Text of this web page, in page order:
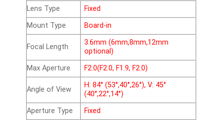
Lens Type
Fixed
Mount Type
Board-in
Focal Length
3.6mm (6mm,8mm,12mm
optional)
Max Aperture
F2.0(F2.0, F1.9, F2.0)
Angle of View
H: 84° (53°,40°,26°), V: 45°
(40°,22°,14°)
Aperture Type
Fixed